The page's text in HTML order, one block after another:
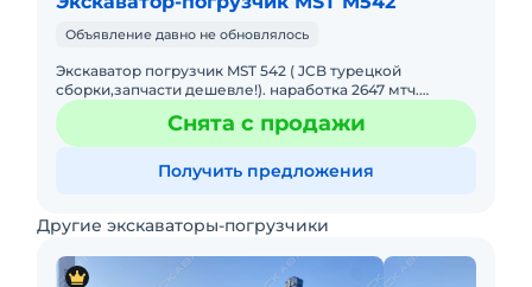
Объявление давно не обновлялось
Экскаватор погрузчик MST 542 ( JCB турецкой
сборки,запчасти дешевле!). наработка 2647 мтч.
Двигатель дизельный турбо фирмы «Perkins»,
Мощность, max, кВт/л.с. 74Снята с продажи
Получить предложения
Другие экскаваторы-погрузчики